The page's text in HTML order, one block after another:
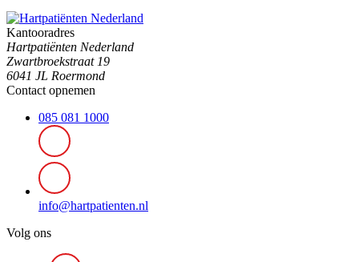
Kantooradres
Hartpatiënten Nederland
Zwartbroekstraat 19
6041 JL Roermond
Contact opnemen
085 081 1000
info@hartpatienten.nl
Volg ons